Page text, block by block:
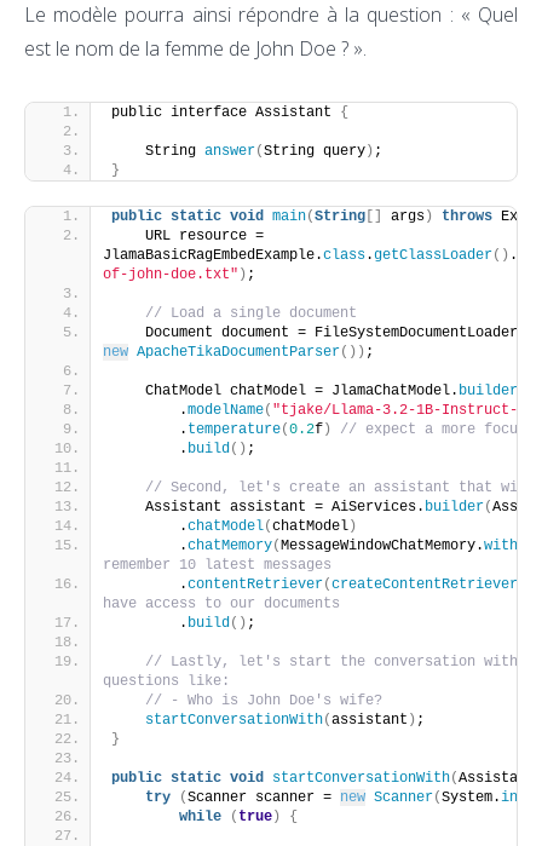
Le modèle pourra ainsi répondre à la question : « Quel
est le nom de la femme de John Doe ? ».
public interface Assistant {
    String
answer(String query ) ;
}
public static void main(String args ) throws
    URL resource =
JlamaBasicRagEmbedExample.class.getClassLoader() .
of-john-doe.txt" ) ;
// Load a single document
    Document document = FileSystemDocumentLoader.
new ApacheTikaDocumentParser()) ;
    ChatModel chatModel = JlamaChatModel.
builder
        .
modelName( "tjake/Llama-3.2-1B-Instruct-
        .
temperature(0.2f )
// expect a more
        .
build() ;
// Second, let's create an assistant that will
    Assistant assistant = AiServices.
builder(
        .
chatModel(chatModel )
        .
chatMemory(MessageWindowChatMemory.
remember 10 latest messages
        .
contentRetriever(createContentRetriever
have access to our documents
        .
build() ;
// Lastly, let's start the conversation with
questions like:
// - Who is John Doe's wife?
startConversationWith(assistant ) ;
}
public static void startConversationWith(Assistant
try
(Scanner scanner = new Scanner(System.in
while
( true ) {